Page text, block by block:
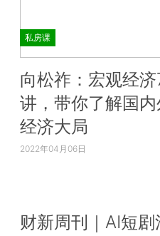
私房课
向松祚：宏观经
讲，带你了解国
经济大局
2022年04月06日
财新周刊｜AI短